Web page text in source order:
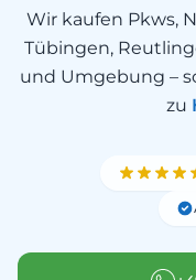
Wir kaufen Pkws,
Tübingen,
und Umgebung –
zu